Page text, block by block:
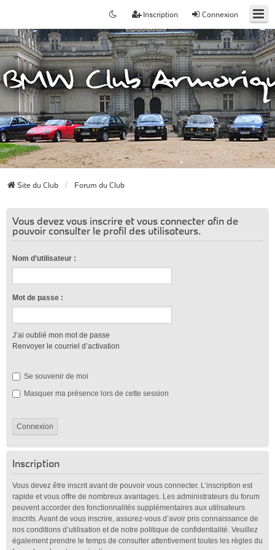
Connexion
Inscription
Site du Club Forum du Club
Vous devez vous inscrire et vous connecter afin de
pouvoir consulter le profil des utilisateurs.
Nom d’utilisateur :
Mot de passe :
J’ai oublié mon mot de passe
Renvoyer le courriel d’activation
Se souvenir de moi
Masquer ma présence lors de cette session
Inscription
Vous devez être inscrit avant de pouvoir vous connecter. L’inscription est
rapide et vous offre de nombreux avantages. Les administrateurs du forum
peuvent accorder des fonctionnalités supplémentaires aux utilisateurs
inscrits. Avant de vous inscrire, assurez-vous d’avoir pris connaissance de
nos conditions d’utilisation et de notre politique de confidentialité. Veuillez
également prendre le temps de consulter attentivement toutes les règles du